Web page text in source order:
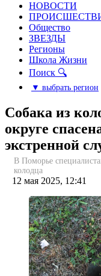
НОВОСТИ
Общество
ЗВЕЗДЫ
Регионы
Школа Жизни
Поиск 🔍
▼ выбрать регион
Собака из
округе
экстренной
В Поморье
колодца
12 мая 2025, 12:41